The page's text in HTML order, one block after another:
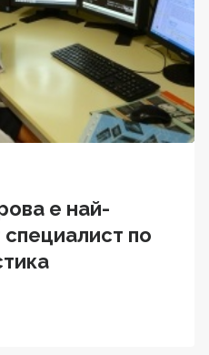
е най-
по